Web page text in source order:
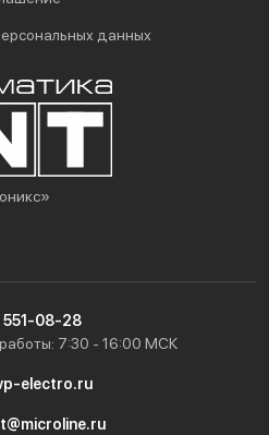
данных
551-08-28
7:30 - 16:00 МСК
electro.ru